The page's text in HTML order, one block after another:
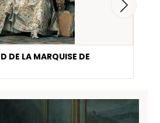
DE LA MARQUISE DE